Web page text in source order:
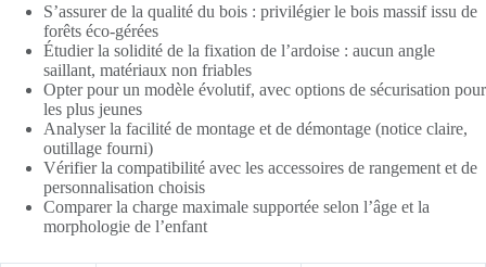
S’assurer de la qualité du bois : privilégier le bois massif issu de
forêts éco-gérées
Étudier la solidité de la fixation de l’ardoise : aucun angle
saillant, matériaux non friables
Opter pour un modèle évolutif, avec options de sécurisation pour
les plus jeunes
Analyser la facilité de montage et de démontage (notice claire,
outillage fourni)
Vérifier la compatibilité avec les accessoires de rangement et de
personnalisation choisis
Comparer la charge maximale supportée selon l’âge et la
morphologie de l’enfant